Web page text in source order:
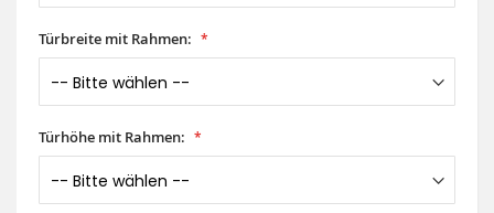
Türbreite mit Rahmen:
Türhöhe mit Rahmen: